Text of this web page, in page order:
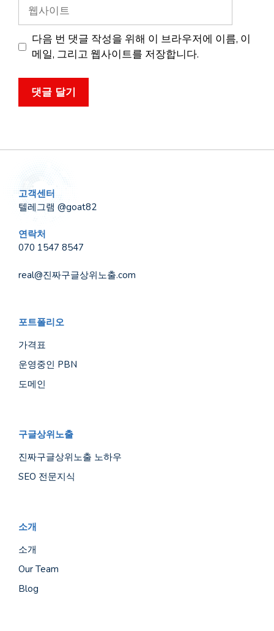
트
다음 번 댓글 작성을 위해 이 브라우저에 이름, 이
메일, 그리고 웹사이트를 저장합니다.
고객센터
텔레그램 @goat82
연락처
070 1547 8547
real@진짜구글상위노출.com
포트폴리오
가격표
운영중인 PBN
도메인
구글상위노출
진짜구글상위노출 노하우
SEO 전문지식
소개
소개
Our Team
Blog